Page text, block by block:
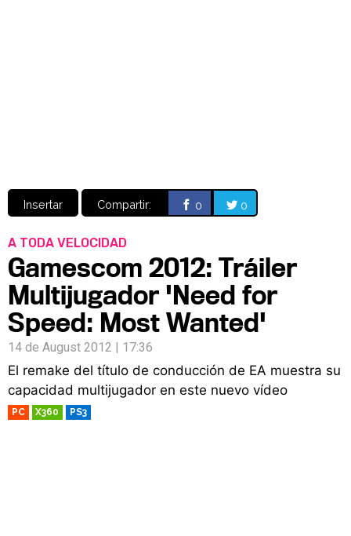
Insertar Compartir: 0 0
A TODA VELOCIDAD
Gamescom 2012: Tráiler
Multijugador 'Need for
Speed: Most Wanted'
14 de August 2012 | 17:36
El remake del título de conducción de EA muestra su
capacidad multijugador en este nuevo vídeo
PC X360 PS3